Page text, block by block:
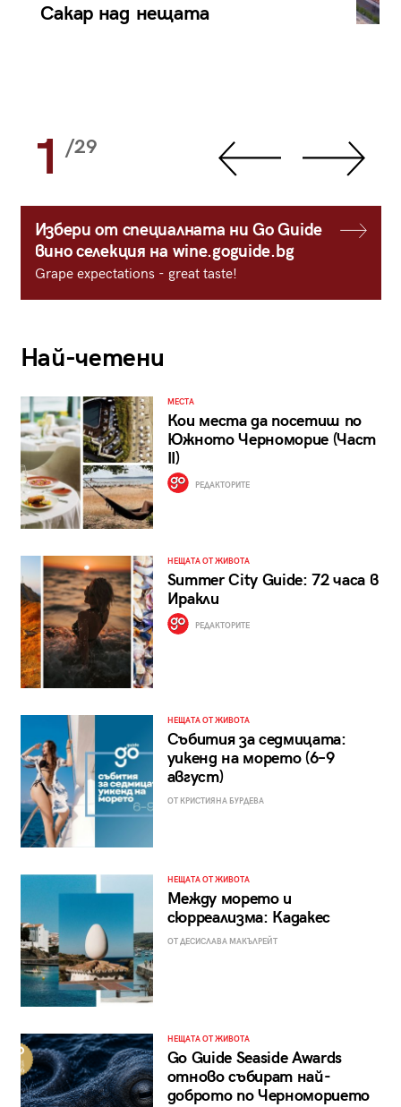
Сакар над нещата
1 /29
Избери от специалната ни Go Guide
вино селекция на wine.goguide.bg
Grape expectations - great taste!
Най-четени
МЕСТА
Кои места да посетиш по
Южното Черноморие (Част
II)
РЕДАКТОРИТЕ
НЕЩАТА ОТ ЖИВОТА
Summer City Guide: 72 часа в
Иракли
РЕДАКТОРИТЕ
НЕЩАТА ОТ ЖИВОТА
Събития за седмицата:
уикенд на морето (6–9
август)
ОТ КРИСТИЯНА БУРДЕВА
НЕЩАТА ОТ ЖИВОТА
Между морето и
сюрреализма: Кадакес
ОТ ДЕСИСЛАВА МАКЪЛРЕЙТ
НЕЩАТА ОТ ЖИВОТА
Go Guide Seaside Awards
отново събират най-
доброто по Черноморието